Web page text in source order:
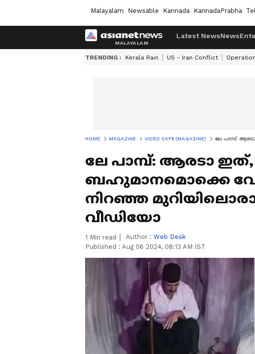
Malayalam Newsable Kannada KannadaPrabha
Latest NewsNews
TRENDING : Kerala Rain US - Iran Conflict
HOME MAGAZINE VIDEO CAFE (MAGAZINE) ലേ പാമ്പ്:
ലേ പാമ്പ്: ആരടാ
ബഹുമാനമൊക്കെ
നിറഞ്ഞ
വീഡിയോ
1 Min read Author : Web Desk
Published : Aug 06 2024, 08:13 AM IST